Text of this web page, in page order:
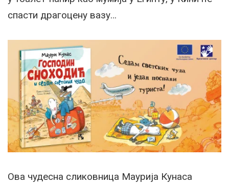
спасти драгоцену вазу…
Ова чудесна сликовница Маурија Кунаса